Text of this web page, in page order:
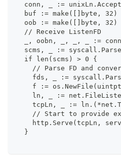
conn, _ :=
  buf := make([]byte, 32)
  oob := make([]byte, 32)
  // Receive ListenFD
_, oobn, _, _, _ :=
scms, _ :=
  if len(scms) > 0 {
// Parse FD and
fds, _ :=
f :=
ln, _ :=
tcpLn, _ :=
// Start to provide
http.Serve(tcpLn,
  }